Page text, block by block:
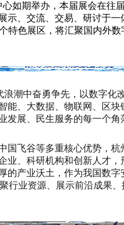
如期举办，本届展会在
、交流、交易、研讨于
色展区，将汇聚国内外
潮中奋勇争先，以数字
、大数据、物联网、区
展、民生服务的每一个
飞谷等多重核心优势，
、科研机构和创新人才
的产业沃土，作为我国
业资源、展示前沿成果